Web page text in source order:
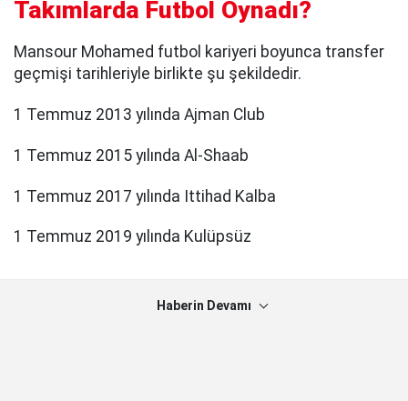
Takımlarda Futbol Oynadı?
Mansour Mohamed futbol kariyeri boyunca transfer
geçmişi tarihleriyle birlikte şu şekildedir.
1 Temmuz 2013 yılında Ajman Club
1 Temmuz 2015 yılında Al-Shaab
1 Temmuz 2017 yılında Ittihad Kalba
1 Temmuz 2019 yılında Kulüpsüz
Haberin Devamı